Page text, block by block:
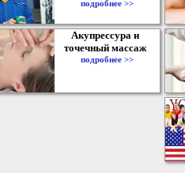
подробнее >>
Акупрессура и
точечный массаж
подробнее >>